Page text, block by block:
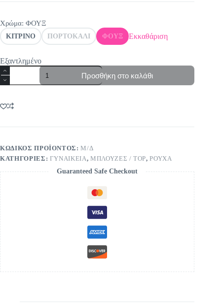
Χρώμα: ΦΟΥΞ
ΚΙΤΡΙΝΟ ΠΟΡΤΟΚΑΛΙ ΦΟΥΞ Εκκαθάριση
Εξαντλημένο
Μπλούζα
λεοπάρ
ποσότητα
Προσθήκη στο καλάθι
ΚΩΔΙΚΌΣ ΠΡΟΪΌΝΤΟΣ:Μ/Δ
ΚΑΤΗΓΟΡΊΕΣ: ΓΥΝΑΙΚΕΙΑ, ΜΠΛΟΥΖΕΣ / TOP,ΡΟΥΧΑ
Guaranteed Safe Checkout